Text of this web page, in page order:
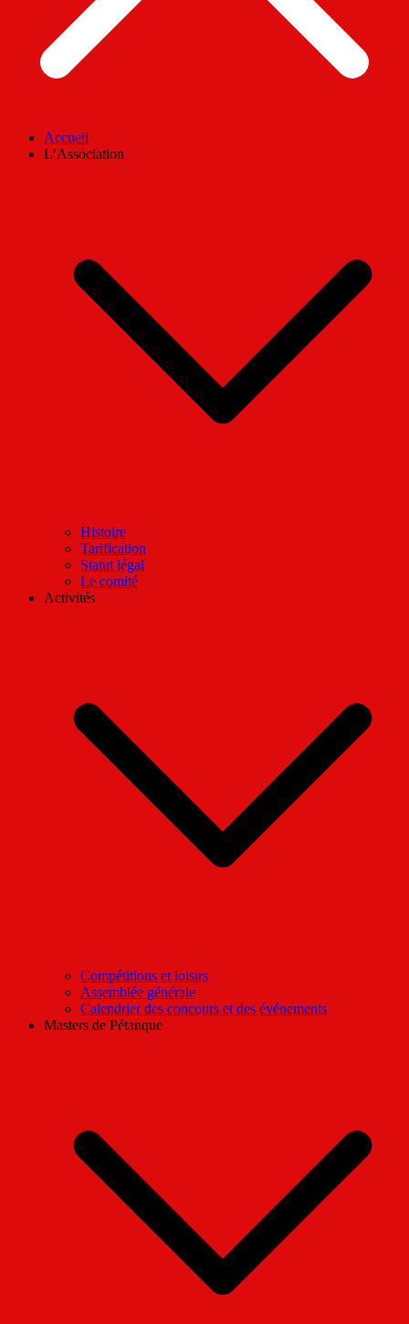
Accueil
L’Association
Histoire
Tarification
Statut légal
Le comité
Activités
Compétitions et loisirs
Assemblée générale
Calendrier des concours et des événements
Masters de Pétanque